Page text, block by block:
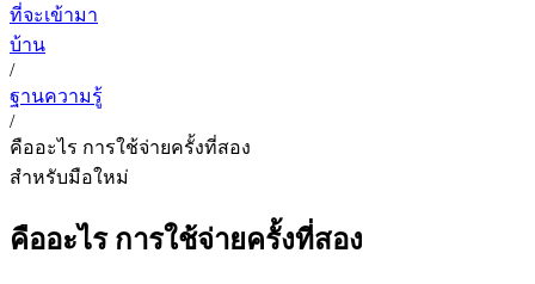
ที่จะเข้ามา
บ้าน
/
ฐานความรู้
/
คืออะไร การใช้จ่ายครั้งที่สอง
สำหรับมือใหม่
คืออะไร การใช้จ่ายครั้งที่สอง